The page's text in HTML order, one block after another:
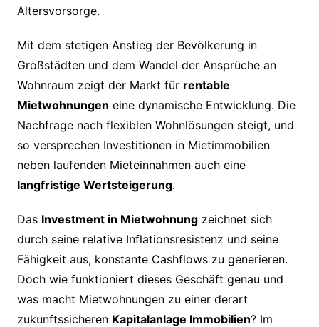
Altersvorsorge.
Mit dem stetigen Anstieg der Bevölkerung in
Großstädten und dem Wandel der Ansprüche an
Wohnraum zeigt der Markt für rentable
Mietwohnungen eine dynamische Entwicklung. Die
Nachfrage nach flexiblen Wohnlösungen steigt, und
so versprechen Investitionen in Mietimmobilien
neben laufenden Mieteinnahmen auch eine
langfristige Wertsteigerung.
Das Investment in Mietwohnungzeichnet sich
durch seine relative Inflationsresistenz und seine
Fähigkeit aus, konstante Cashflows zu generieren.
Doch wie funktioniert dieses Geschäft genau und
was macht Mietwohnungen zu einer derart
zukunftssicheren Kapitalanlage Immobilien? Im